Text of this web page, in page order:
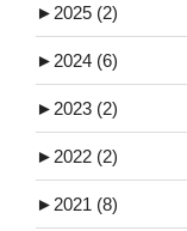
► 2025 (2)
► 2024 (6)
► 2023 (2)
► 2022 (2)
► 2021 (8)